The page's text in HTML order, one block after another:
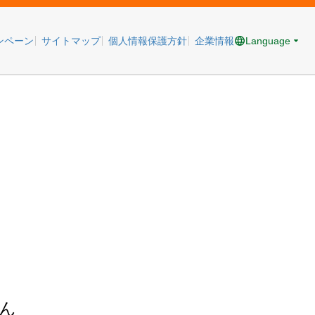
ペーン サイトマップ 個人情報保護方針 企業情報 Language